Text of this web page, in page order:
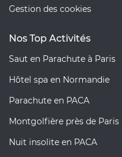
Gestion des cookies
Nos Top Activités
Saut en Parachute à Paris
Hôtel spa en Normandie
Parachute en PACA
Montgolfière près de Paris
Nuit insolite en PACA